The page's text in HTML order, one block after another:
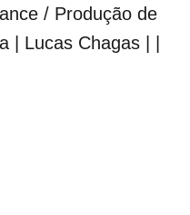
/ Produção de
| Lucas Chagas | |